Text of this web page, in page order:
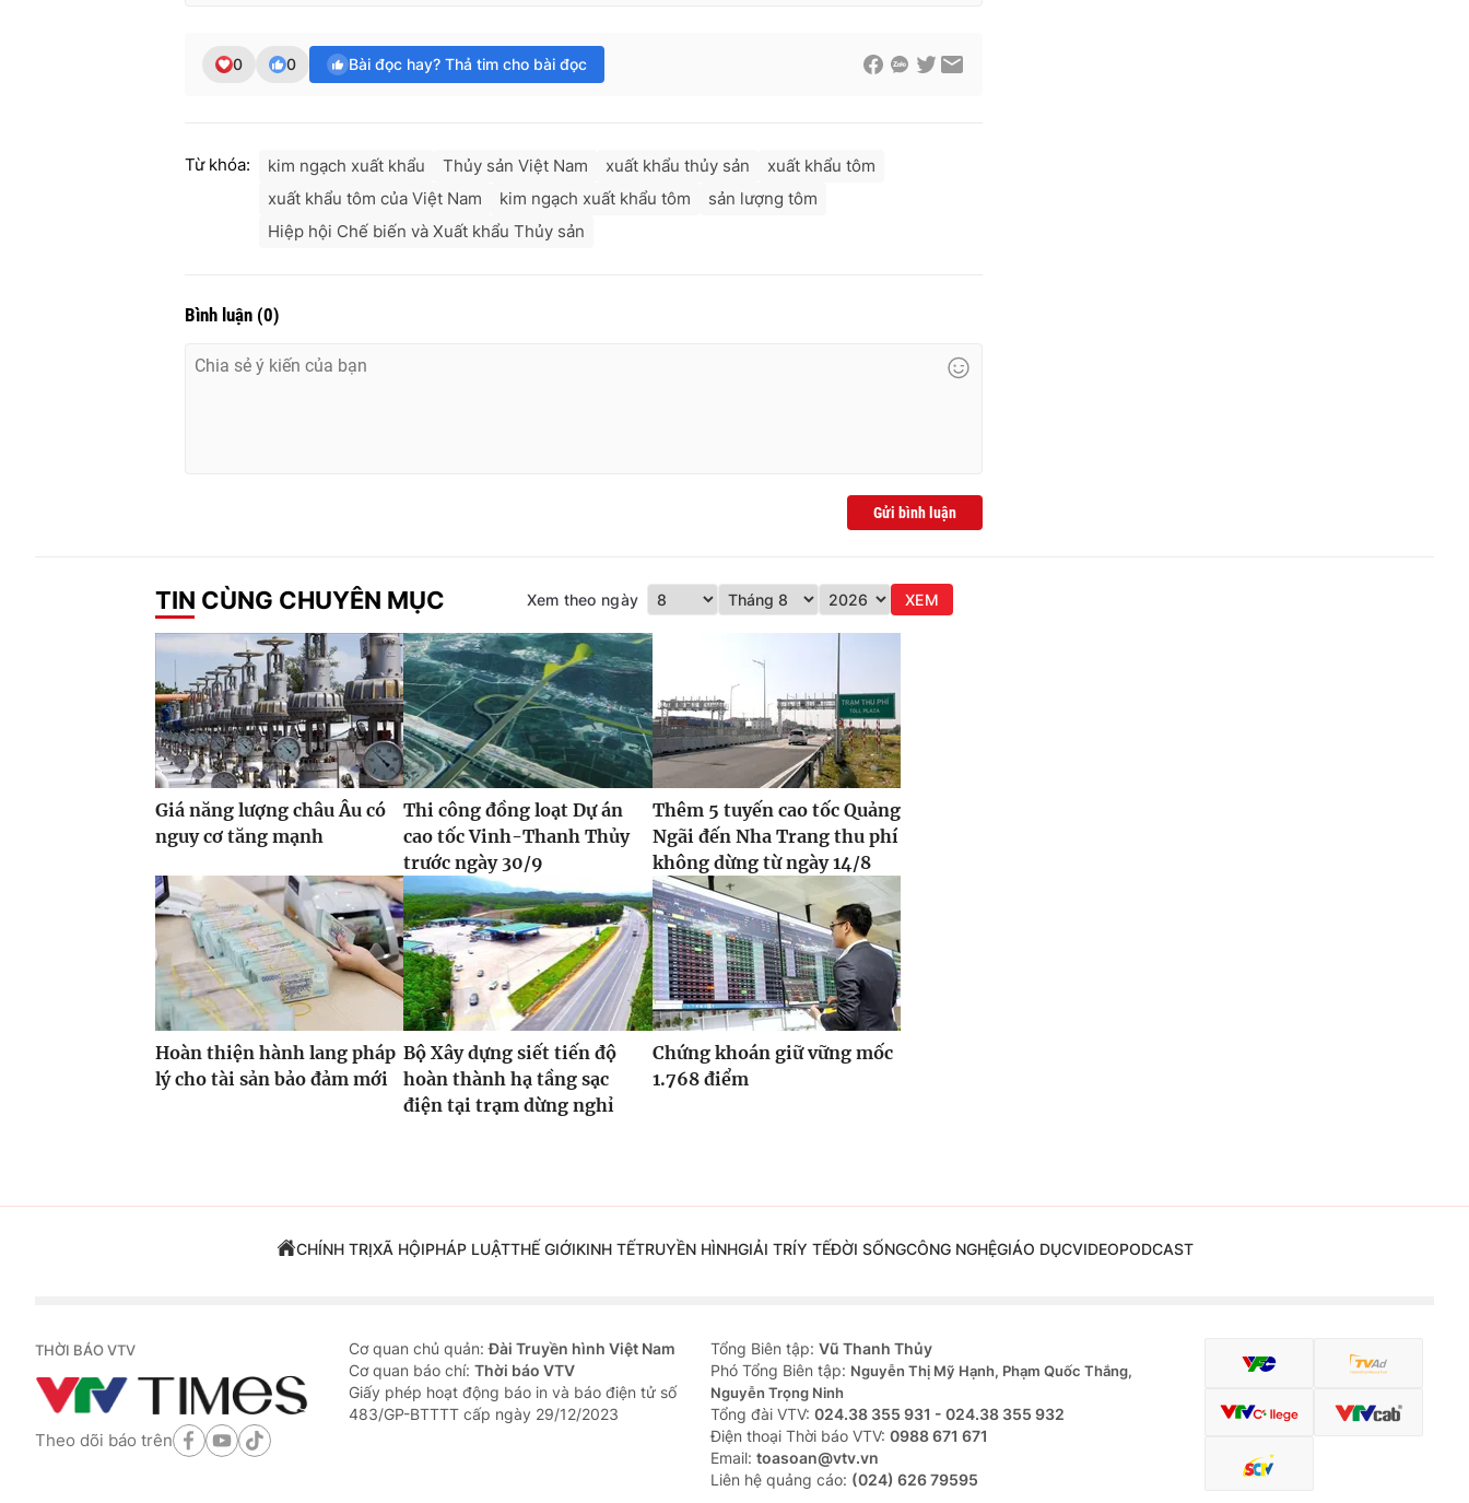
0 0 Bài đọc hay? Thả tim cho bài đọc
Từ khóa: kim ngạch xuất khẩu Thủy sản Việt Nam xuất khẩu thủy sản
xuất khẩu tôm
xuất khẩu tôm của Việt Nam
kim ngạch xuất khẩu tôm
sản lượng tôm
Hiệp hội Chế biến và Xuất khẩu Thủy sản
Bình luận (0)
Gửi bình luận
TIN CÙNG CHUYÊN MỤC Xem theo ngày XEM
Giá năng lượng châu Âu có
nguy cơ tăng mạnh
Thi công đồng loạt Dự án
cao tốc Vinh-Thanh Thủy
trước ngày 30/9
Thêm 5 tuyến cao tốc Quảng
Ngãi đến Nha Trang thu phí
không dừng từ ngày 14/8
Hoàn thiện hành lang pháp
lý cho tài sản bảo đảm mới
Bộ Xây dựng siết tiến độ
hoàn thành hạ tầng sạc
điện tại trạm dừng nghỉ
Chứng khoán giữ vững mốc
1.768 điểm
CHÍNH TRỊXÃ HỘIPHÁP LUẬTTHẾ GIỚIKINH TẾTRUYỀN HÌNHGIẢI TRÍY TẾĐỜI SỐNGCÔNG NGHỆGIÁO DỤCVIDEOPODCAST
THỜI BÁO VTV
Theo dõi báo trên
Cơ quan chủ quản:Đài Truyền hình Việt Nam
Cơ quan báo chí: Thời báo VTV
Giấy phép hoạt động báo in và báo điện tử số
483/GP-BTTTT cấp ngày 29/12/2023
Tổng Biên tập: Vũ Thanh Thủy
Phó Tổng Biên tập: Nguyễn Thị Mỹ Hạnh, Phạm Quốc Thắng,
Nguyễn Trọng Ninh
Tổng đài VTV: 024.38 355 931 - 024.38 355 932
Ðiện thoại Thời báo VTV: 0988 671 671
Email: toasoan@vtv.vn
Liên hệ quảng cáo: (024) 626 79595